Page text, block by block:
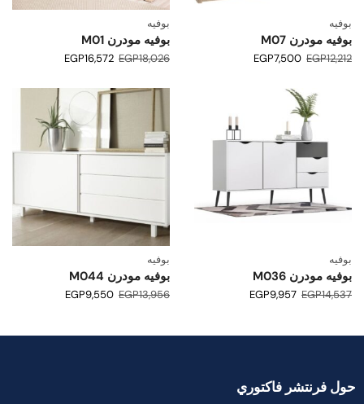
بوفيه
بوفيه مودرن M07
EGP12,212
EGP7,500
بوفيه
بوفيه مودرن M01
EGP18,026
EGP16,572
بوفيه
بوفيه مودرن M036
EGP14,537
EGP9,957
بوفيه
بوفيه مودرن M044
EGP13,956
EGP9,550
حول فرنتشر فاكتوري